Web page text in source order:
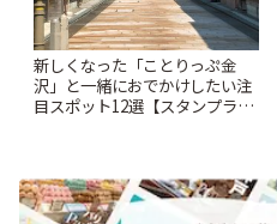
新しくなった「ことりっぷ金
沢」と一緒におでかけしたい注
目スポット12選【スタンプラリ